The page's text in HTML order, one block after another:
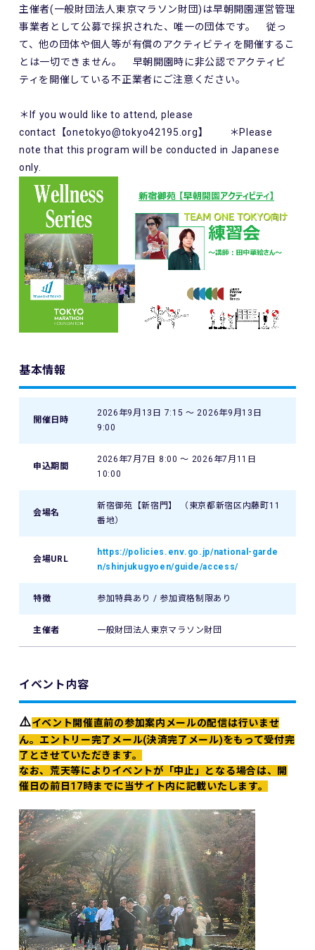
主催者(一般財団法人東京マラソン財団)は早朝開園運営管理
事業者として公募で採択された、唯一の団体です。 従っ
て、他の団体や個人等が有償のアクティビティを開催するこ
とは一切できません。 早朝開園時に非公認でアクティビ
ティを開催している不正業者にご注意ください。
＊If you would like to attend, please
contact【onetokyo@tokyo42195.org】 ＊Please
note that this program will be conducted in Japanese
only.
基本情報
開催日時
2026年9月13日 7:15 〜 2026年9月13日
9:00
申込期間
2026年7月7日 8:00 〜 2026年7月11日
10:00
会場名
新宿御苑【新宿門】 （東京都新宿区内藤町11
番地）
会場URL
https://policies.env.go.jp/national-garde
n/shinjukugyoen/guide/access/
特徴 参加特典あり / 参加資格制限あり
主催者 一般財団法人東京マラソン財団
イベント内容
⚠️イベント開催直前の参加案内メールの配信は行いませ
ん。エントリー完了メール(決済完了メール)をもって受付完
了とさせていただきます。
なお、荒天等によりイベントが「中止」となる場合は、開
催日の前日17時までに当サイト内に記載いたします。